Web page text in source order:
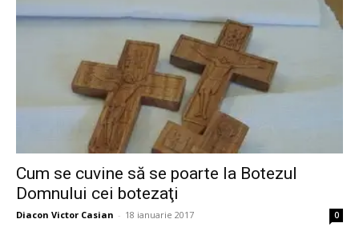
Cum se cuvine să se poarte la Botezul
Domnului cei botezaţi
Diacon Victor Casian - 18 ianuarie 2017 0